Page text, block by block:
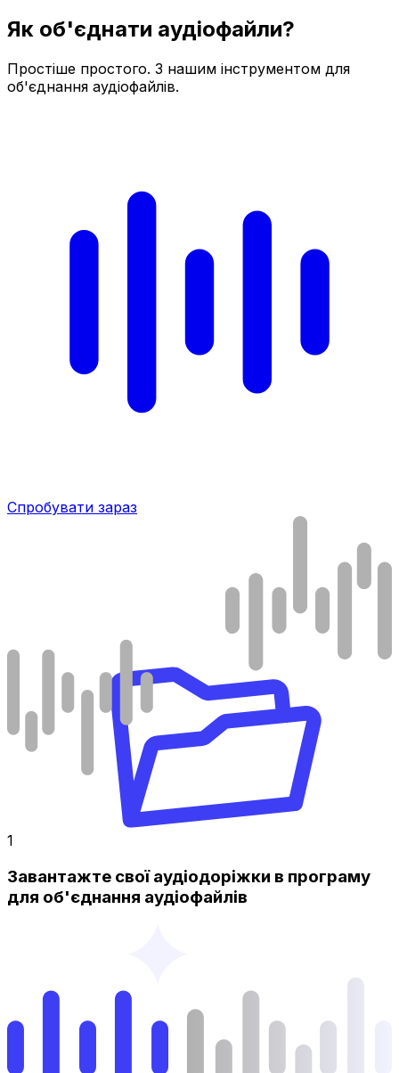
Як об'єднати аудіофайли?
Простіше простого. З нашим інструментом для
об'єднання аудіофайлів.
Спробувати зараз
1
Завантажте свої аудіодоріжки в програму
для об'єднання аудіофайлів